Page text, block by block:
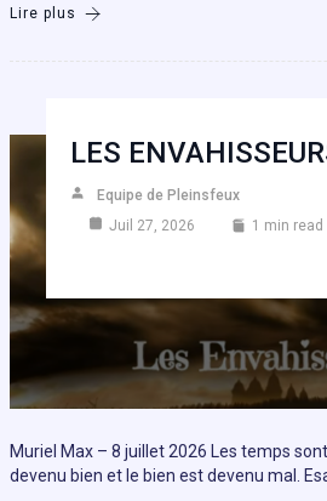
Lire plus
LES
Equipe de Pleinsfeux
Juil 27, 2026
1 min read
Muriel Max – 8 juillet 2026 Les temps
devenu bien et le bien est devenu mal.